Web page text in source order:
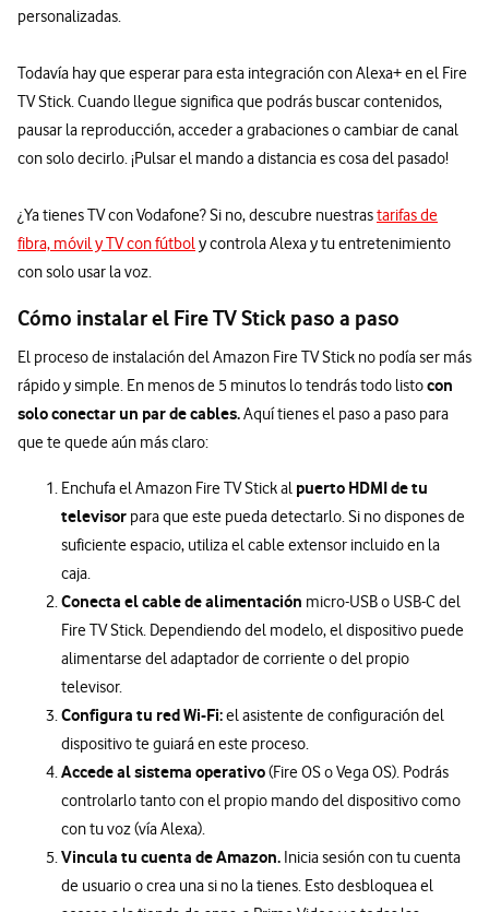
personalizadas.
Todavía hay que esperar para esta integración con Alexa+ en el Fire
TV Stick. Cuando llegue significa que podrás buscar contenidos,
pausar la reproducción, acceder a grabaciones o cambiar de canal
con solo decirlo. ¡Pulsar el mando a distancia es cosa del pasado!
¿Ya tienes TV con Vodafone? Si no, descubre nuestrastarifas de
fibra, móvil y TV con fútboly controla Alexa y tu entretenimiento
con solo usar la voz.
Cómo instalar el Fire TV Stick paso a paso
El proceso de instalación del Amazon Fire TV Stick no podía ser más
rápido y simple. En menos de 5 minutos lo tendrás todo listocon
solo conectar un par de cables.Aquí tienes el paso a paso para
que te quede aún más claro:
Enchufa el Amazon Fire TV Stick al puerto HDMI de tu
televisor para que este pueda detectarlo. Si no dispones de
suficiente espacio, utiliza el cable extensor incluido en la
caja.
Conecta el cable de alimentación micro-USB o USB-C del
Fire TV Stick. Dependiendo del modelo, el dispositivo puede
alimentarse del adaptador de corriente o del propio
televisor.
Configura tu red Wi-Fi:el asistente de configuración del
dispositivo te guiará en este proceso.
Accede al sistema operativo(Fire OS o Vega OS). Podrás
controlarlo tanto con el propio mando del dispositivo como
con tu voz (vía Alexa).
Vincula tu cuenta de Amazon. Inicia sesión con tu cuenta
de usuario o crea una si no la tienes. Esto desbloquea el